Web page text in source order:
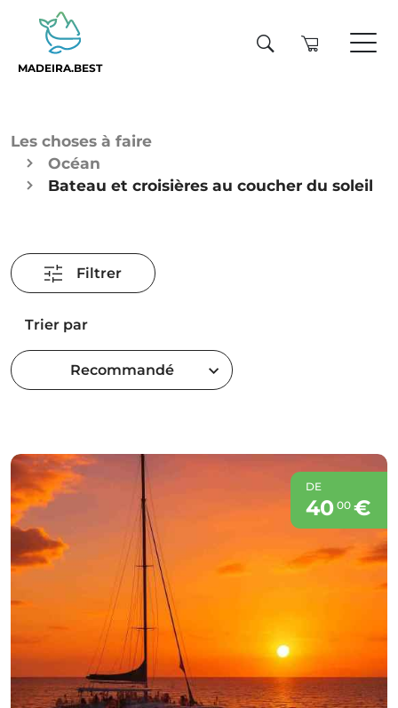
MADEIRA.BEST
Les choses à faire
Océan
Bateau et croisières au coucher du soleil
Filtrer
Trier par
Recommandé
DE
40 00€